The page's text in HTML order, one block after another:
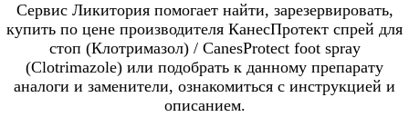
Сервис Ликитория помогает найти, зарезервировать,
купить по цене производителя КанесПротект спрей для
стоп (Клотримазол) / CanesProtect foot spray
(Clotrimazole) или подобрать к данному препарату
аналоги и заменители, ознакомиться с инструкцией и
описанием.